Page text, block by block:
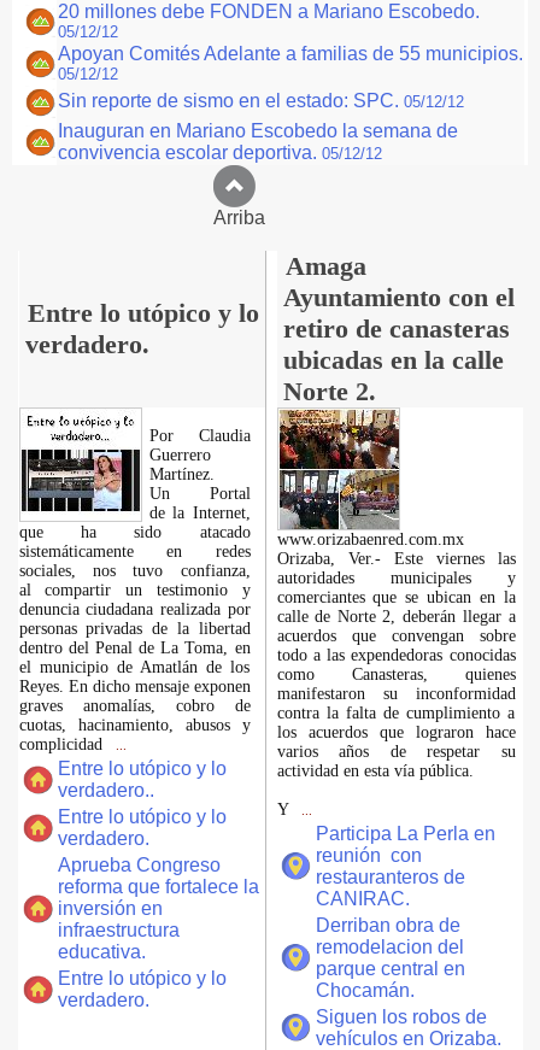
20 millones debe FONDEN a Mariano Escobedo.
05/12/12
Apoyan Comités Adelante a familias de 55 municipios.
05/12/12
Sin reporte de sismo en el estado: SPC. 05/12/12
Inauguran en Mariano Escobedo la semana de
convivencia escolar deportiva. 05/12/12
Arriba
Entre lo utópico y lo
verdadero.
Amaga
Ayuntamiento con el
retiro de canasteras
ubicadas en la calle
Norte 2.
Por Claudia
Guerrero
Martínez.
​Un Portal
de la Internet,
que ha sido atacado
sistemáticamente en redes
sociales, nos tuvo confianza,
al compartir un testimonio y
denuncia ciudadana realizada por
personas privadas de la libertad
dentro del Penal de La Toma, en
el municipio de Amatlán de los
Reyes. En dicho mensaje exponen
graves anomalías, cobro de
cuotas, hacinamiento, abusos y
complicidad
Entre lo utópico y lo
verdadero..
Entre lo utópico y lo
verdadero.
Aprueba Congreso
reforma que fortalece la
inversión en
infraestructura
educativa.
Entre lo utópico y lo
verdadero.
www.orizabaenred.com.mx
Orizaba, Ver.- Este viernes las
autoridades municipales y
comerciantes que se ubican en la
calle de Norte 2, deberán llegar a
acuerdos que convengan sobre
todo a las expendedoras conocidas
como Canasteras, quienes
manifestaron su inconformidad
contra la falta de cumplimiento a
los acuerdos que lograron hace
varios años de respetar su
actividad en esta vía pública.
Y
Participa La Perla en
reunión con
restauranteros de
CANIRAC.
Derriban obra de
remodelacion del
parque central en
Chocamán.
Siguen los robos de
vehículos en Orizaba.